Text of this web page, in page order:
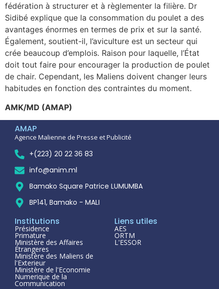
fédération à structurer et à règlementer la filière. Dr
Sidibé explique que la consommation du poulet a des
avantages énormes en termes de prix et sur la santé.
Également, soutient-il, l’aviculture est un secteur qui
crée beaucoup d’emplois. Raison pour laquelle, l’État
doit tout faire pour encourager la production de poulet
de chair. Cependant, les Maliens doivent changer leurs
habitudes en fonction des contraintes du moment.
AMK/MD (AMAP)
AMAP
Agence Malienne de Presse et Publicité
+(223) 20 22 36 83
info@anim.ml
Bamako Square Patrice LUMUMBA
BP141, Bamako - MALI
Institutions
Présidence
Primature
Ministère des Affaires
Étrangeres
Ministère des Maliens de
l'Exterieur
Ministère de l'Economie
Numerique de la
Communication
Liens utiles
AES
ORTM
L'ESSOR